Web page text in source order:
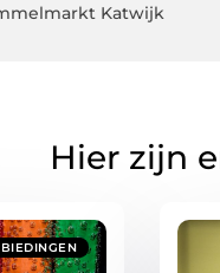
Katwijk
Hier zijn